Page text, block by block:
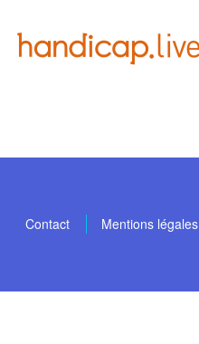
Contact Mentions légales